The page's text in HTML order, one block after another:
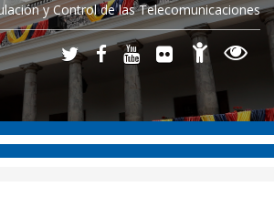
y Control de las Telecomunicaciones